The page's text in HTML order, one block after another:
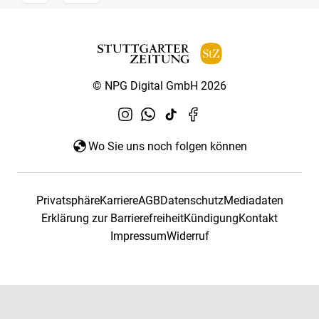
© NPG Digital GmbH 2026
Wo Sie uns noch folgen können
PrivatsphäreKarriereAGBDatenschutzMediadaten
Erklärung zur BarrierefreiheitKündigungKontakt
ImpressumWiderruf